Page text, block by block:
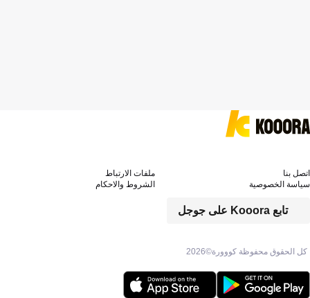
كل الحقوق محفوظة كووورة©2026
تابع Kooora على جوجل
اتصل بنا
ملفات الارتباط
سياسة الخصوصية
الشروط والاحكام